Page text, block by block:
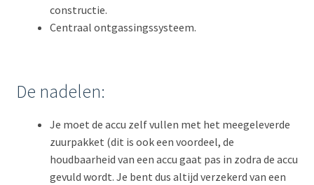
constructie.
Centraal ontgassingssysteem.
De nadelen:
Je moet de accu zelf vullen met het meegeleverde
zuurpakket (dit is ook een voordeel, de
houdbaarheid van een accu gaat pas in zodra de accu
gevuld wordt. Je bent dus altijd verzekerd van een